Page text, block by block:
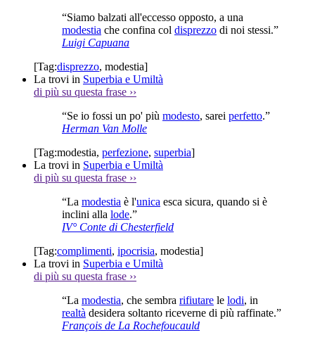
“Siamo balzati all'eccesso opposto, a una
modestia che confina col disprezzo di noi stessi.”
Luigi Capuana
[Tag:disprezzo, modestia]
La trovi in Superbia e Umiltà
di più su questa frase ››
“Se io fossi un po' più modesto, sarei perfetto.”
Herman Van Molle
[Tag:modestia, perfezione, superbia]
La trovi in Superbia e Umiltà
di più su questa frase ››
“La modestia è l'unica esca sicura, quando si è
inclini alla lode.”
IV° Conte di Chesterfield
[Tag:complimenti, ipocrisia, modestia]
La trovi in Superbia e Umiltà
di più su questa frase ››
“La modestia, che sembra rifiutare le lodi, in
realtà desidera soltanto riceverne di più raffinate.”
François de La Rochefoucauld